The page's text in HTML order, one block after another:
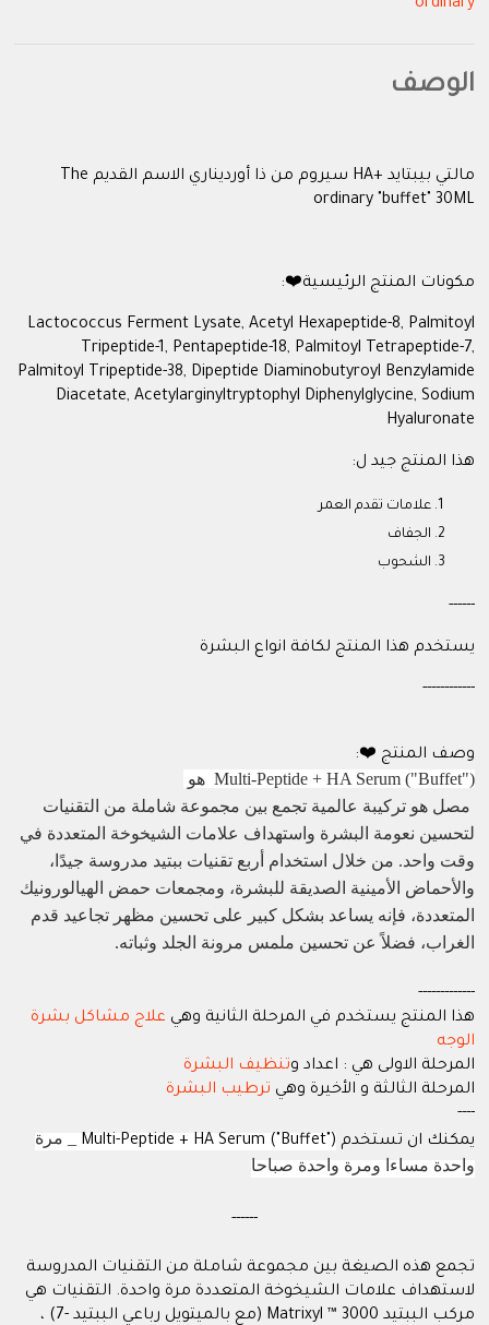
ordinary
الوصف
مالتي بيبتايد +HA سيروم من ذا أورديناري الاسم القديم The
ordinary "buffet" 30ML
مكونات المنتج الرئيسية❤️:
Lactococcus Ferment Lysate, Acetyl Hexapeptide-8, Palmitoyl
Tripeptide-1, Pentapeptide-18, Palmitoyl Tetrapeptide-7,
Palmitoyl Tripeptide-38, Dipeptide Diaminobutyroyl Benzylamide
Diacetate, Acetylarginyltryptophyl Diphenylglycine, Sodium
Hyaluronate
هذا المنتج جيد ل:
علامات تقدم العمر
الجفاف
الشحوب
------
يستخدم هذا المنتج لكافة انواع البشرة
------------
وصف المنتج ❤️:
Multi-Peptide + HA Serum ("Buffet") هو
مصل هو تركيبة عالمية تجمع بين مجموعة شاملة من التقنيات
لتحسين نعومة البشرة واستهداف علامات الشيخوخة المتعددة في
وقت واحد. من خلال استخدام أربع تقنيات ببتيد مدروسة جيدًا،
والأحماض الأمينية الصديقة للبشرة، ومجمعات حمض الهيالورونيك
المتعددة، فإنه يساعد بشكل كبير على تحسين مظهر تجاعيد قدم
الغراب، فضلاً عن تحسين ملمس مرونة الجلد وثباته.
-------------
هذا المنتج يستخدم في المرحلة الثانية وهي علاج مشاكل بشرة
الوجه
المرحلة الاولى هي : اعداد وتنظيف البشرة
المرحلة الثالثة و الأخيرة وهي ترطيب البشرة
----
يمكنك ان تستخدم Multi-Peptide + HA Serum ("Buffet")
_ مرة
واحدة مساءا ومرة واحدة صباحا
------
تجمع هذه الصيغة بين مجموعة شاملة من التقنيات المدروسة
لاستهداف علامات الشيخوخة المتعددة مرة واحدة. التقنيات هي
مركب الببتيد Matrixyl ™ 3000 (مع بالميتويل رباعي الببتيد -7) ،